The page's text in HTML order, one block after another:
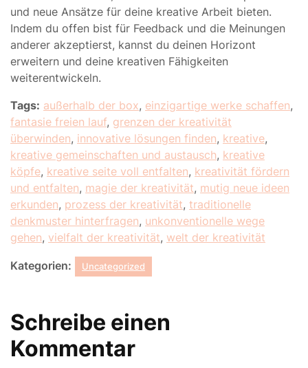
und neue Ansätze für deine kreative Arbeit bieten.
Indem du offen bist für Feedback und die Meinungen
anderer akzeptierst, kannst du deinen Horizont
erweitern und deine kreativen Fähigkeiten
weiterentwickeln.
Tags: außerhalb der box, einzigartige werke schaffen,
fantasie freien lauf, grenzen der kreativität
überwinden, innovative lösungen finden, kreative,
kreative gemeinschaften und austausch, kreative
köpfe, kreative seite voll entfalten, kreativität fördern
und entfalten, magie der kreativität, mutig neue ideen
erkunden, prozess der kreativität, traditionelle
denkmuster hinterfragen, unkonventionelle wege
gehen, vielfalt der kreativität, welt der kreativität
Kategorien: Uncategorized
Schreibe einen
Kommentar